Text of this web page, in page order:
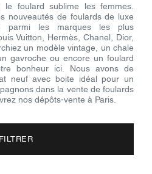
le foulard sublime les femmes.
nouveautés de foulards de luxe
parmi les marques les plus
Vuitton, Hermès, Chanel, Dior,
un modèle vintage, un chale
gavroche ou encore un foulard
bonheur ici. Nous avons de
neuf avec boite idéal pour un
dans la vente de foulards
nos dépôts-vente à Paris.
FILTRER